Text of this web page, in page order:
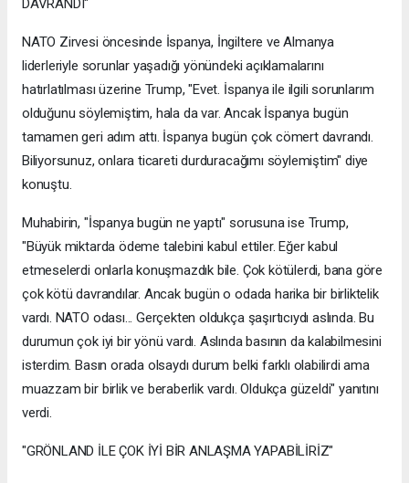
NATO Zirvesi öncesinde İspanya, İngiltere ve Almanya
liderleriyle sorunlar yaşadığı yönündeki açıklamalarını
hatırlatılması üzerine Trump, "Evet. İspanya ile ilgili sorunlarım
olduğunu söylemiştim, hala da var. Ancak İspanya bugün
tamamen geri adım attı. İspanya bugün çok cömert davrandı.
Biliyorsunuz, onlara ticareti durduracağımı söylemiştim" diye
konuştu.
Muhabirin, "İspanya bugün ne yaptı" sorusuna ise Trump,
"Büyük miktarda ödeme talebini kabul ettiler. Eğer kabul
etmeselerdi onlarla konuşmazdık bile. Çok kötülerdi, bana göre
çok kötü davrandılar. Ancak bugün o odada harika bir birliktelik
vardı. NATO odası... Gerçekten oldukça şaşırtıcıydı aslında. Bu
durumun çok iyi bir yönü vardı. Aslında basının da kalabilmesini
isterdim. Basın orada olsaydı durum belki farklı olabilirdi ama
muazzam bir birlik ve beraberlik vardı. Oldukça güzeldi" yanıtını
verdi.
"GRÖNLAND İLE ÇOK İYİ BİR ANLAŞMA YAPABİLİRİZ"